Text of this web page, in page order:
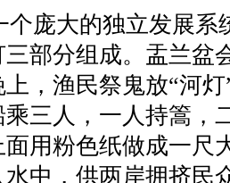
个庞大的独立发展系
部分组成。盂兰盆
，渔民祭鬼放“河
三人，一人持篙，
用粉色纸做成一尺
中，供两岸拥挤民